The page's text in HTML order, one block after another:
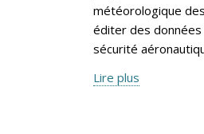
météorologique
éditer des
sécurité
Lire plus